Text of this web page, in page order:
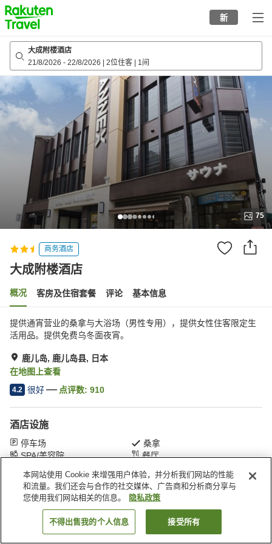
to
top
page
新
大成附楼酒店
21/8/2026 - 22/8/2026 2位住客 1间
75
商务酒店
大成附楼酒店
概况 客房及住宿套餐 评论 基本信息
提供通宵营业的桑拿与大浴场（男性专用），提供女性住客限定生
活用品。提供免费乌冬面夜宵。
鹿儿岛, 鹿儿岛县, 日本
在地图上查看
4.2 很好 点评数: 910
酒店设施
停车场
桑拿
SPA/美容院
餐厅
首页 日本 鹿儿岛县 鹿儿岛 大成附楼酒店
搜索客房
本网站使用 Cookie 来增强用户体验，并分析我们网站的性能
和流量。我们还会与合作的社交媒体、广告商和分析商分享与
您使用我们网站相关的信息。
隐私政策
不得出售我的个人信息 接受所有